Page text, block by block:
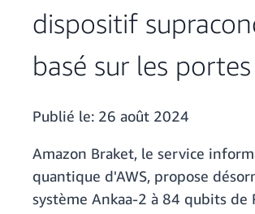
dispositif
basé sur les portes
Publié le: 26 août 2024
Amazon Braket, le service
quantique d'AWS, propose
système Ankaa-2 à 84 qubits de